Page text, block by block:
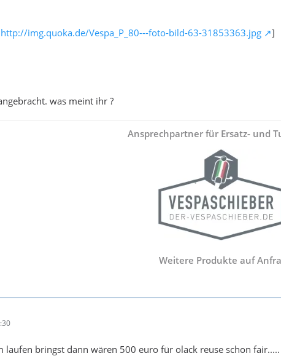
http://img.quoka.de/Vespa_P_80---foto-bild-63-31853363.jpg ]
was meint ihr ?
Ansprechpartner für Ersatz- und
Weitere Produkte auf
laufen bringst dann wären 500 euro für olack reuse schon